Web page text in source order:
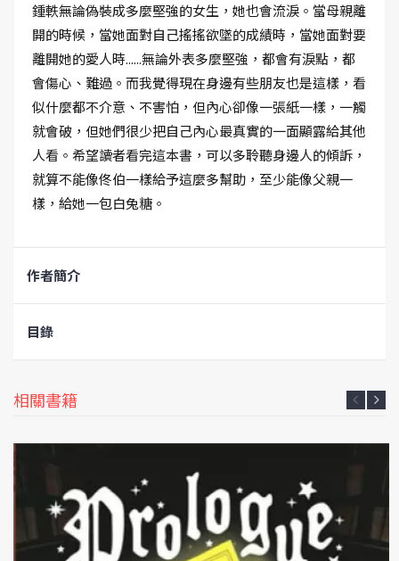
鍾軼無論偽裝成多麼堅強的女生，她也會流淚。當母親離
開的時候，當她面對自己搖搖欲墜的成績時，當她面對要
離開她的愛人時......無論外表多麼堅強，都會有淚點，都
會傷心、難過。而我覺得現在身邊有些朋友也是這樣，看
似什麼都不介意、不害怕，但內心卻像一張紙一樣，一觸
就會破，但她們很少把自己內心最真實的一面顯露給其他
人看。希望讀者看完這本書，可以多聆聽身邊人的傾訴，
就算不能像佟伯一樣給予這麼多幫助，至少能像父親一
樣，給她一包白兔糖。
作者簡介
目錄
相關書籍